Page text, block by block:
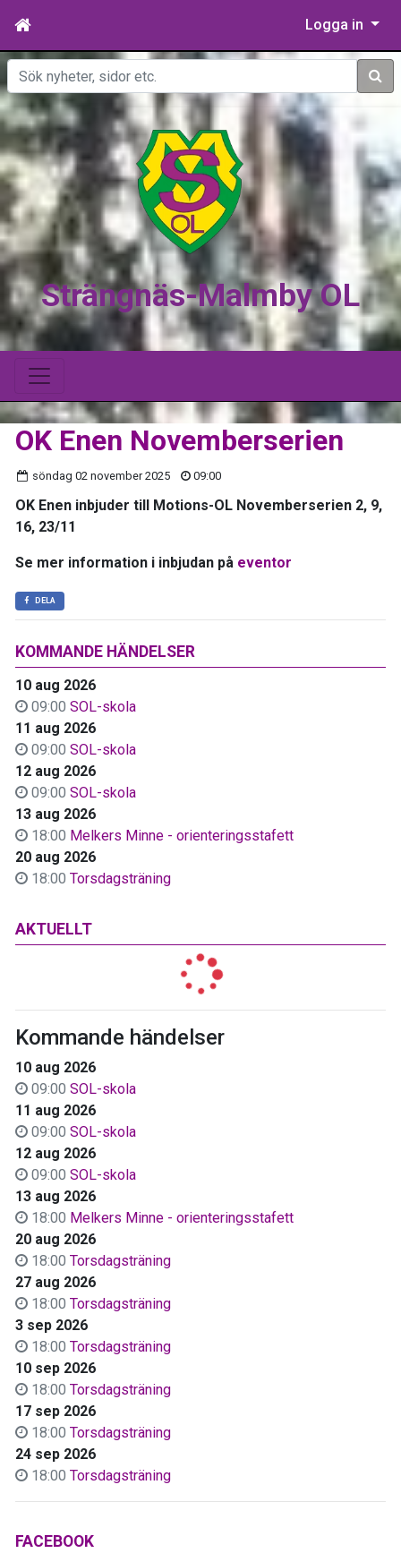
Logga in
Sök
Strängnäs-Malmby OL
KOMMANDE HÄNDELSER
10 aug 2026
09:00 SOL-skola
11 aug 2026
09:00 SOL-skola
12 aug 2026
09:00 SOL-skola
13 aug 2026
18:00 Melkers Minne - orienteringsstafett
20 aug 2026
18:00 Torsdagsträning
AKTUELLT
Kommande händelser
10 aug 2026
09:00 SOL-skola
11 aug 2026
09:00 SOL-skola
12 aug 2026
09:00 SOL-skola
13 aug 2026
18:00 Melkers Minne - orienteringsstafett
20 aug 2026
18:00 Torsdagsträning
27 aug 2026
18:00 Torsdagsträning
3 sep 2026
18:00 Torsdagsträning
10 sep 2026
18:00 Torsdagsträning
17 sep 2026
18:00 Torsdagsträning
24 sep 2026
18:00 Torsdagsträning
OK Enen Novemberserien
söndag 02 november 2025 09:00
OK Enen inbjuder till Motions-OL Novemberserien 2, 9,
16, 23/11
Se mer information i inbjudan på eventor
DELA
FACEBOOK